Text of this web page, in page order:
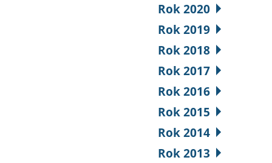
Rok 2020
Rok 2019
Rok 2018
Rok 2017
Rok 2016
Rok 2015
Rok 2014
Rok 2013